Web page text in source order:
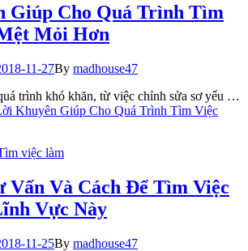
Giúp Cho Quá Trình Tìm
Mỏi Hơn
11-27By madhouse47
trình khó khăn, từ việc chỉnh sửa sơ yếu …
Khuyên Giúp Cho Quá Trình Tìm Việc
việc làm
Vấn Và Cách Để Tìm Việc
Vực Này
11-25By madhouse47